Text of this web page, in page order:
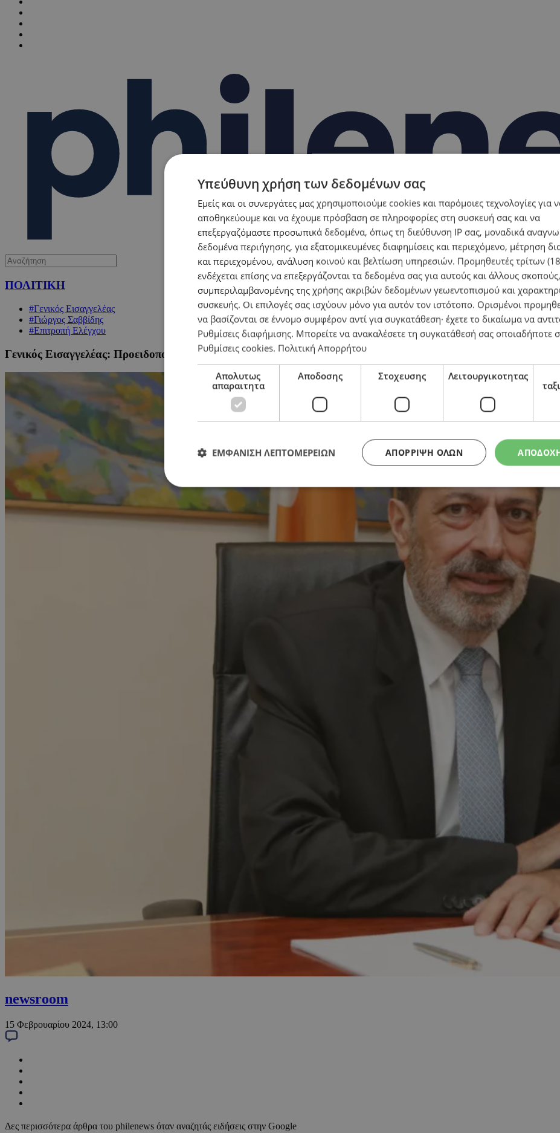
ΠΟΛΙΤΙΚΗ
#Γενικός Εισαγγελέας
#Γιώργος Σαββίδης
#Επιτροπή Ελέγχου
Γενικός Εισαγγελέας: Προειδοποιεί για τις διαρροές απόρρητων εγγράφων
newsroom
15 Φεβρουαρίου 2024, 13:00
Δες περισσότερα άρθρα του philenews όταν αναζητάς ειδήσεις στην Google
Υπεύθυνη χρήση των δεδομένων σας
Εμείς και οι συνεργάτες μας χρησιμοποιούμε cookies και παρόμοιες τεχνολογίες για
αποθηκεύουμε και να έχουμε πρόσβαση σε πληροφορίες στη συσκευή σας και να
επεξεργαζόμαστε προσωπικά δεδομένα, όπως τη διεύθυνση IP σας, μοναδικά
δεδομένα περιήγησης, για εξατομικευμένες διαφημίσεις και περιεχόμενο, μέτρηση
και περιεχομένου, ανάλυση κοινού και βελτίωση υπηρεσιών. Προμηθευτές τρίτων
ενδέχεται επίσης να επεξεργάζονται τα δεδομένα σας για αυτούς και άλλους σκοπούς,
συμπεριλαμβανομένης της χρήσης ακριβών δεδομένων γεωεντοπισμού και
συσκευής. Οι επιλογές σας ισχύουν μόνο για αυτόν τον ιστότοπο. Ορισμένοι
να βασίζονται σε έννομο συμφέρον αντί για συγκατάθεση· έχετε το δικαίωμα να
Ρυθμίσεις διαφήμισης. Μπορείτε να ανακαλέσετε τη συγκατάθεσή σας οποιαδήποτε
Ρυθμίσεις cookies. Πολιτική Απορρήτου
Απολυτως
απαραιτητα
Αποδοσης Στοχευσης Λειτουργικοτητας
ΑΠΌΡΡΙΨΗ ΌΛΩΝ
ΕΜΦΑΝΙΣΗ ΛΕΠΤΟΜΕΡΕΙΩΝ